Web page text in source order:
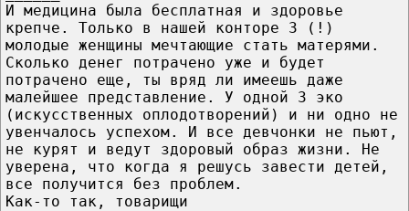
И медицина была бесплатная и здоровье
крепче. Только в нашей конторе 3 (!)
молодые женщины мечтающие стать матерями.
Сколько денег потрачено уже и будет
потрачено еще, ты вряд ли имеешь даже
малейшее представление. У одной 3 эко
(искусственных оплодотворений) и ни одно не
увенчалось успехом. И все девчонки не пьют,
не курят и ведут здоровый образ жизни. Не
уверена, что когда я решусь завести детей,
все получится без проблем.
Как-то так, товарищи